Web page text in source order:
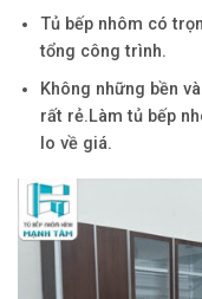
Tủ bếp nhôm có
tổng công trình.
Không những bền
rất rẻ.Làm tủ bếp
lo về giá.